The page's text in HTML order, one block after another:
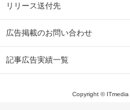
リリース送付先
広告掲載のお問い合わせ
記事広告実績一覧
Copyright © ITmedia